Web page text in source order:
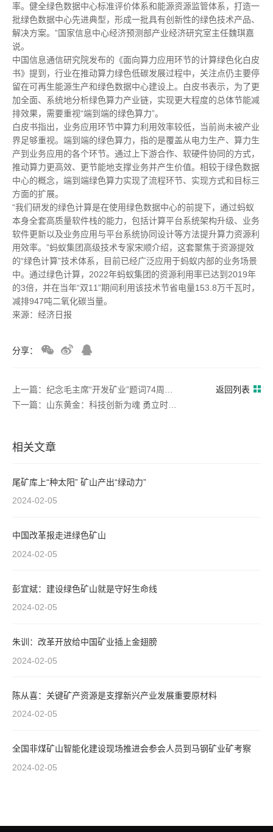
率。健全绿色数据中心标准评价体系和能源资源监管体系，打造一
批绿色数据中心先进典型，形成一批具有创新性的绿色技术产品、
解决方案。”国家信息中心经济预测部产业经济研究室主任魏琪嘉
说。
中国信息通信研究院发布的《面向算力应用环节的计算绿色化白皮
书》提到，行业在推动算力绿色低碳发展过程中，关注点仍主要停
留在可再生能源生产和绿色数据中心建设上。白皮书表示，为了更
加全面、系统地分析绿色算力产业链，实现更大程度的总体节能减
排效果，需要重视“端到端的绿色算力”。
白皮书指出，业务应用环节中算力利用效率较低，当前尚未被产业
界足够重视。端到端的绿色算力，指的是覆盖从电力生产、算力生
产到业务应用的各个环节。通过上下游合作、软硬件协同的方式，
推动算力更高效、更节能地支撑业务并产生价值。相较于绿色数据
中心的概念，端到端绿色算力实现了流程环节、实现方式和目标三
方面的扩展。
“我们研发的绿色计算是在使用绿色数据中心的前提下，通过蚂蚁
本身全套高质量软件栈的能力，包括计算平台系统架构升级、业务
软件更新以及业务应用与平台系统协同设计等方法提升算力资源利
用效率。”蚂蚁集团高级技术专家宋顺介绍，这套聚焦于资源提效
的“绿色计算”技术体系，目前已经广泛应用于蚂蚁内部的业务场景
中。通过绿色计算，2022年蚂蚁集团的资源利用率已达到2019年
的3倍，并在当年“双11”期间利用该技术节省电量153.8万千瓦时，
减排947吨二氧化碳当量。
来源：经济日报
分享：
返回列表
相关文章
尾矿库上“种太阳” 矿山产出“绿动力”
2024-02-05
中国改革报走进绿色矿山
2024-02-05
彭宜斌：建设绿色矿山就是守好生命线
2024-02-05
朱训：改革开放给中国矿业插上金翅膀
2024-02-05
陈从喜：关键矿产资源是支撑新兴产业发展重要原材料
2024-02-05
全国非煤矿山智能化建设现场推进会参会人员到马钢矿业矿考察
2024-02-05